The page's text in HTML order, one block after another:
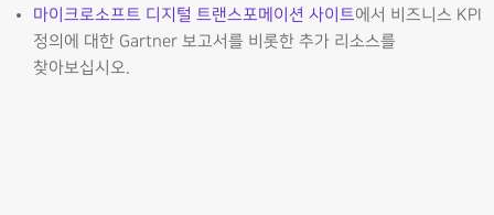
마이크로소프트 디지털 트랜스포메이션 사이트에서 비즈니스 KPI
정의에 대한 Gartner 보고서를 비롯한 추가 리소스를
찾아보십시오.